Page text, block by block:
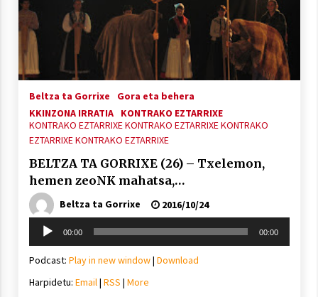
Beltza ta Gorrixe
Gora eta behera
KKINZONA IRRATIA
KONTRAKO EZTARRIXE
KONTRAKO EZTARRIXEKONTRAKO EZTARRIXEKONTRAKO
EZTARRIXEKONTRAKO EZTARRIXE
BELTZA TA GORRIXE (26) – Txelemon,
hemen zeoNK mahatsa,…
Beltza ta Gorrixe
2016/10/24
Soinu
erreproduzigailua
00:00 00:00
Podcast: Play in new window| Download
Harpidetu: Email| RSS | More